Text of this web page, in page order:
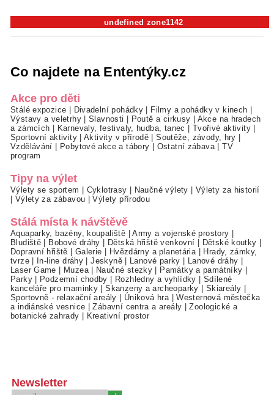
undefined zone1142
Co najdete na Ententýky.cz
Akce pro děti
Stálé expozice Divadelní pohádky Filmy a pohádky v kinech
Výstavy a veletrhy|Slavnosti Poutě a cirkusy
Akce na hradech
a zámcích
Karnevaly, festivaly, hudba, tanec Tvořivé aktivity
Sportovní aktivity|Aktivity v přírodě |Soutěže, závody, hry
Vzdělávání
Pobytové akce a tábory Ostatní zábava|TV
program
Tipy na výlet
Výlety se sportem Cyklotrasy Naučné výlety
Výlety za historií
Výlety za zábavou |Výlety přírodou
Stálá místa k návštěvě
Aquaparky, bazény, koupaliště |Army a vojenské prostory
Bludiště
Bobové dráhy Dětská hřiště venkovní Dětské koutky
Dopravní hřiště
Galerie Hvězdárny a planetária|
Hrady, zámky,
tvrze| In-line dráhy |Jeskyně| Lanové parky Lanové dráhy
Laser Game
Muzea| Naučné stezky Památky a památníky
Parky| Podzemní chodby Rozhledny a vyhlídky
Sdílené
kanceláře pro maminky |Skanzeny a archeoparky Skiareály
Sportovně - relaxační areály
Úniková hra|Westernová městečka
a indiánské vesnice |Zábavní centra a areály |Zoologické a
botanické zahrady
Kreativní prostor
Newsletter